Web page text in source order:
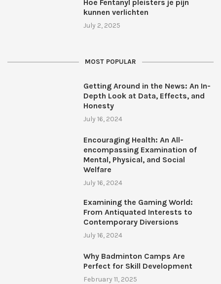
Hoe Fentanyl pleisters je pijn
kunnen verlichten
July 2, 2025
MOST POPULAR
Getting Around in the News: An In-
Depth Look at Data, Effects, and
Honesty
July 16, 2024
Encouraging Health: An All-
encompassing Examination of
Mental, Physical, and Social
Welfare
July 16, 2024
Examining the Gaming World:
From Antiquated Interests to
Contemporary Diversions
July 16, 2024
Why Badminton Camps Are
Perfect for Skill Development
February 11, 2025